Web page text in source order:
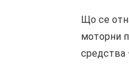
Що се
моторни
средства